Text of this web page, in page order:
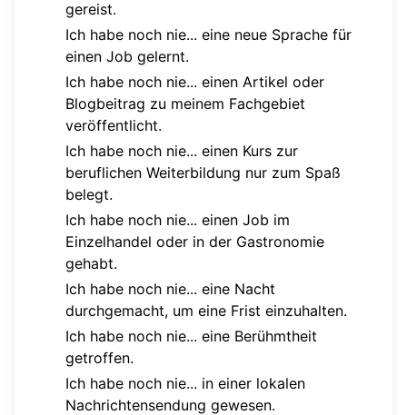
gereist.
Ich habe noch nie... eine neue Sprache für
einen Job gelernt.
Ich habe noch nie... einen Artikel oder
Blogbeitrag zu meinem Fachgebiet
veröffentlicht.
Ich habe noch nie... einen Kurs zur
beruflichen Weiterbildung nur zum Spaß
belegt.
Ich habe noch nie... einen Job im
Einzelhandel oder in der Gastronomie
gehabt.
Ich habe noch nie... eine Nacht
durchgemacht, um eine Frist einzuhalten.
Ich habe noch nie... eine Berühmtheit
getroffen.
Ich habe noch nie... in einer lokalen
Nachrichtensendung gewesen.